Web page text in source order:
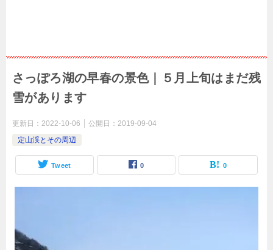
さっぽろ湖の早春の景色｜５月上旬はまだ残
雪があります
更新日： 2022-10-06 公開日： 2019-09-04
定山渓とその周辺
Tweet 0 0